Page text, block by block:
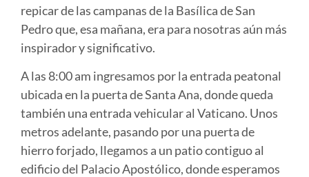
repicar de las campanas de la Basílica de San
Pedro que, esa mañana, era para nosotras aún más
inspirador y significativo.
A las 8:00 am ingresamos por la entrada peatonal
ubicada en la puerta de Santa Ana, donde queda
también una entrada vehicular al Vaticano. Unos
metros adelante, pasando por una puerta de
hierro forjado, llegamos a un patio contiguo al
edificio del Palacio Apostólico, donde esperamos